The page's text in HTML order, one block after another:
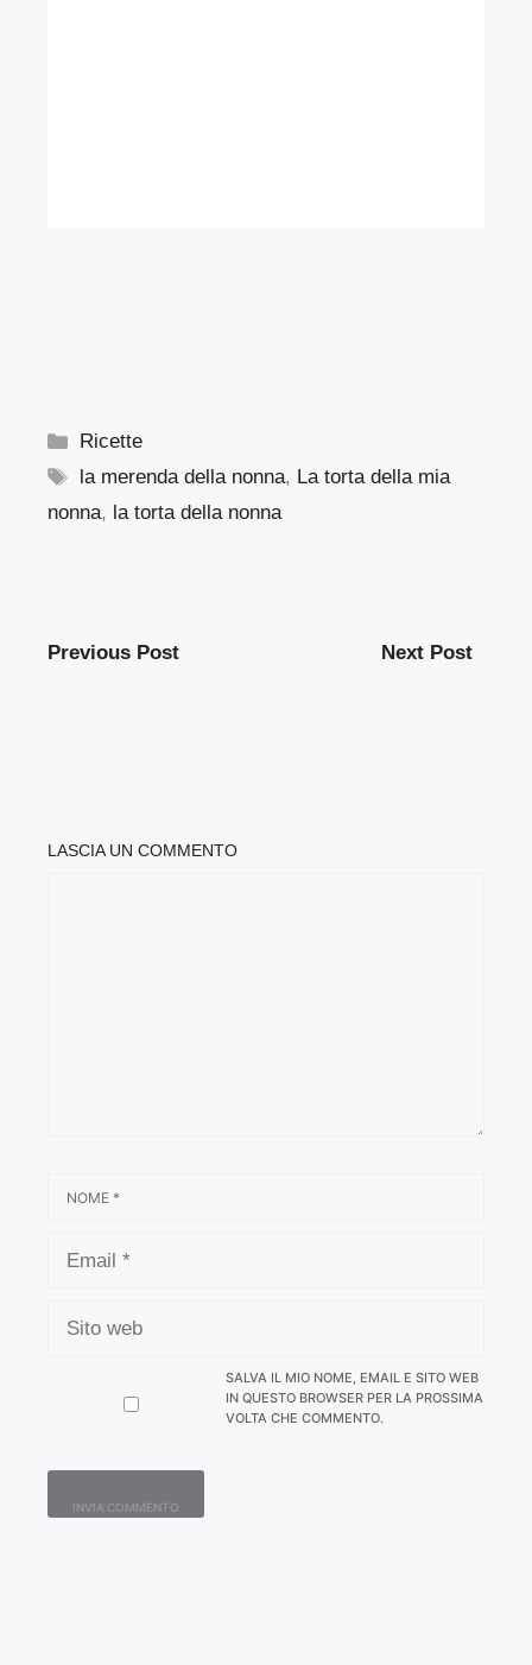
Categorie
Ricette
Tag
la merenda della nonna, La torta della mia
nonna, la torta della nonna
Previous Post Next Post
LASCIA UN COMMENTO
WEB
SALVA IL MIO NOME, EMAIL E SITO WEB
IN QUESTO BROWSER PER LA PROSSIMA
VOLTA CHE COMMENTO.